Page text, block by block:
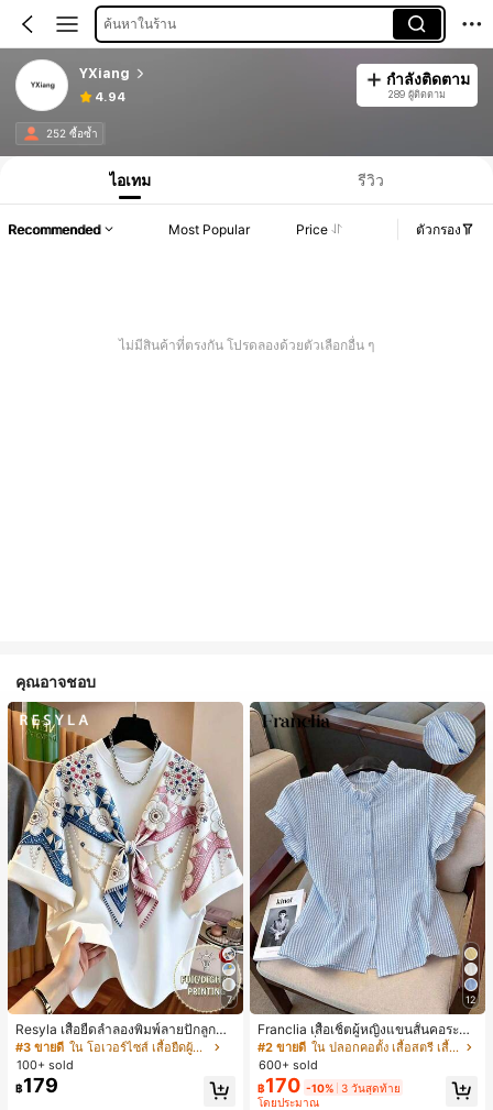
ค้นหาในร้าน
YXiang
4.94
กำลังติดตาม
289 ผู้ติดตาม
252 ซื้อซ้ำ
ไอเทม รีวิว
Recommended Most Popular Price ตัวกรอง
ไม่มีสินค้าที่ตรงกัน โปรดลองด้วยตัวเลือกอื่น ๆ
คุณอาจชอบ
7
Resyla เสื้อยืดลำลองพิมพ์ลายปักลูกปัด
รูปโบว์ขนาดใหญ่สำหรับผู้หญิง
#3 ขายดี
ใน โอเวอร์ไซส์ เสื้อยืดผู้หญิง
100+ sold
฿179
12
Franclia เสื้อเชิ้ตผู้หญิงแขนสั้นคอระบา
ยกระดุมเดี่ยวลายทาง
#2 ขายดี
ใน ปลอกคอตั้ง เสื้อสตรี เสื้อเบลาส์ & Tee
600+ sold
฿170 -10% 3 วันสุดท้าย
โดยประมาณ